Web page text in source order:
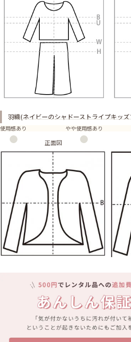
羽織(ネイビーのシャドーストライプキッ
使用感あり やや使用感あり
正面図